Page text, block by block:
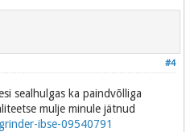
#4
sealhulgas ka paindvõlliga
mulje minule jätnud
ibse-09540791